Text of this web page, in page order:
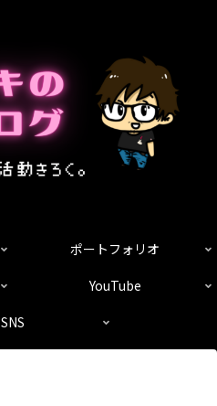
ポートフォリオ
YouTube
SNS